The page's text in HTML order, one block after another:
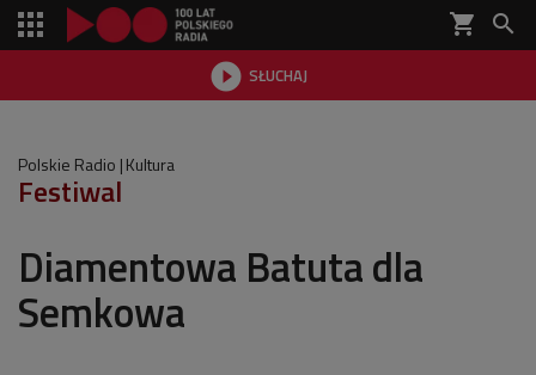
shopping_cart 
 SŁUCHAJ

Polskie Radio Kultura
Festiwal
Diamentowa Batuta dla
Semkowa